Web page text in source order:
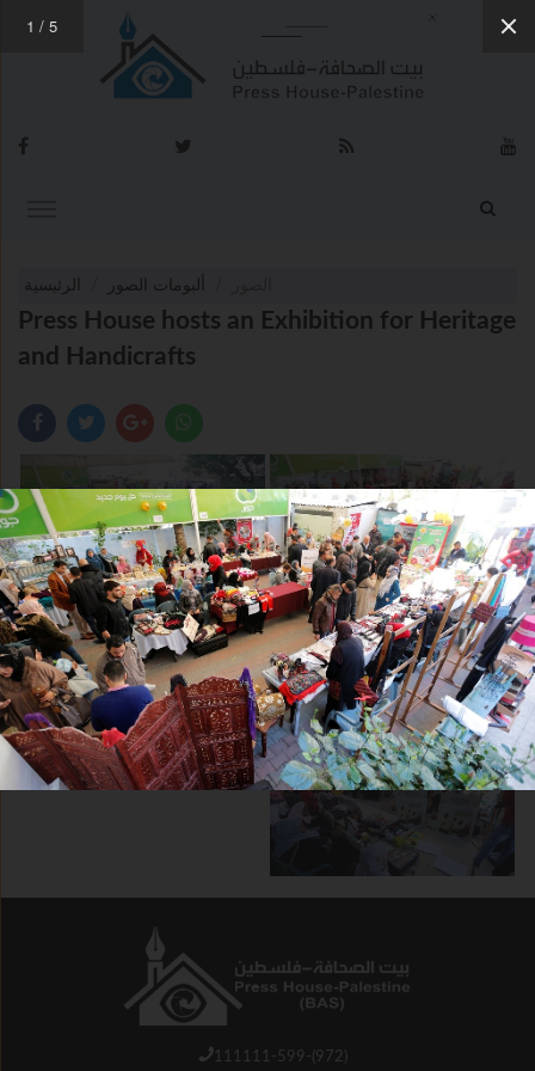
1 / 5
الرئيسية ألبومات الصور
Press House hosts an Exhibition for Heritage
and Handicrafts
111111-599-(972)